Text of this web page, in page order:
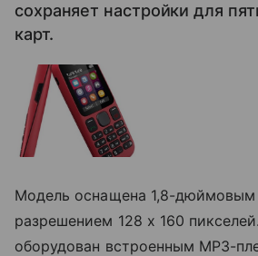
сохраняет настройки для
карт.
Модель оснащена 1,8-дюймовым
разрешением 128 х 160
оборудован встроенным MP3-